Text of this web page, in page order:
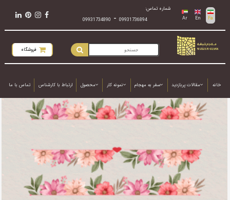
Fa
En
Ar
شماره تماس:
09931736894
-
09931734890
فروشگاه
خانه مقالات پربازدید سفر به مهجام نمونه کار محصول ارتباط با کارشناس تماس با ما